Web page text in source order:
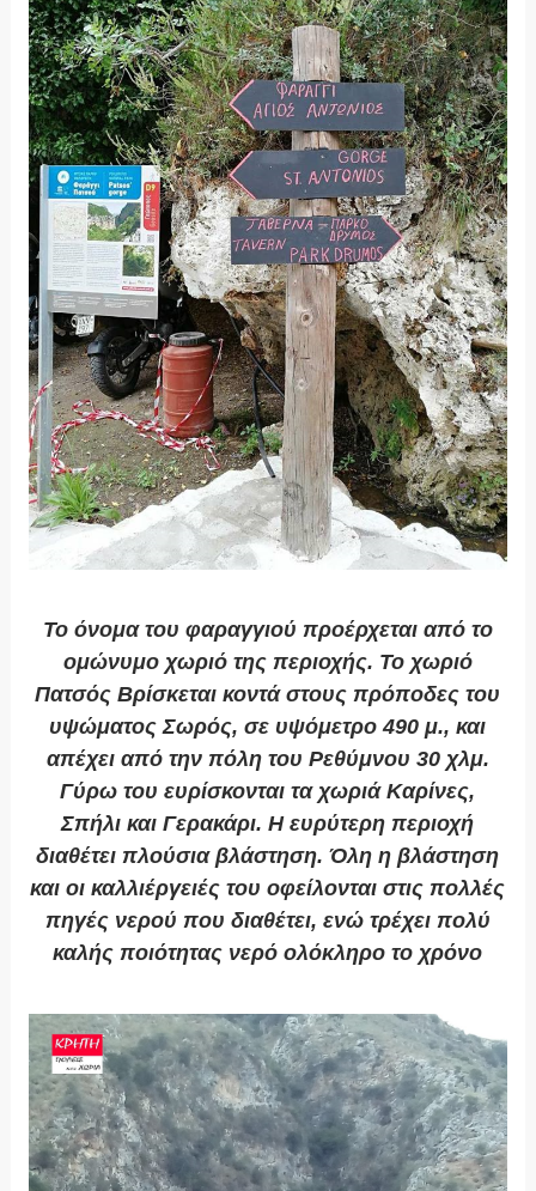
Το όνομα του φαραγγιού προέρχεται από το
ομώνυμο χωριό της περιοχής. Το χωριό
Πατσός Βρίσκεται κοντά στους πρόποδες του
υψώματος Σωρός, σε υψόμετρο 490 μ., και
απέχει από την πόλη του Ρεθύμνου 30 χλμ.
Γύρω του ευρίσκονται τα χωριά Καρίνες,
Σπήλι και Γερακάρι. Η ευρύτερη περιοχή
διαθέτει πλούσια βλάστηση. Όλη η βλάστηση
και οι καλλιέργειές του οφείλονται στις πολλές
πηγές νερού που διαθέτει, ενώ τρέχει πολύ
καλής ποιότητας νερό ολόκληρο το χρόνο